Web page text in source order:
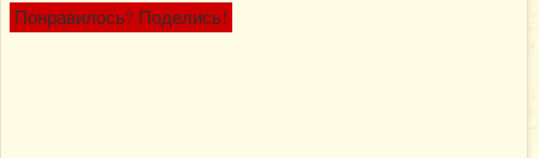
Понравилось? Поделись!